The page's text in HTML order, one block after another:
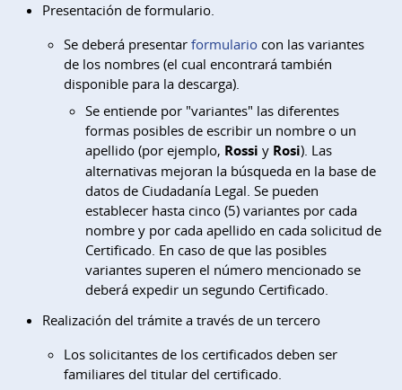
Presentación de formulario.
Se deberá presentar formulariocon las variantes
de los nombres (el cual encontrará también
disponible para la descarga).
Se entiende por "variantes" las diferentes
formas posibles de escribir un nombre o un
apellido (por ejemplo, Rossi y Rosi). Las
alternativas mejoran la búsqueda en la base de
datos de Ciudadanía Legal. Se pueden
establecer hasta cinco (5) variantes por cada
nombre y por cada apellido en cada solicitud de
Certificado. En caso de que las posibles
variantes superen el número mencionado se
deberá expedir un segundo Certificado.
Realización del trámite a través de un tercero
Los solicitantes de los certificados deben ser
familiares del titular del certificado.